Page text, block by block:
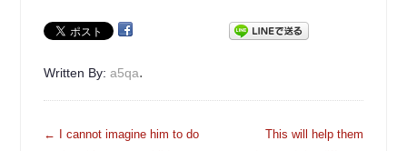
Written By:a5qa.
投
←
I cannot imagine him to do
This will help them